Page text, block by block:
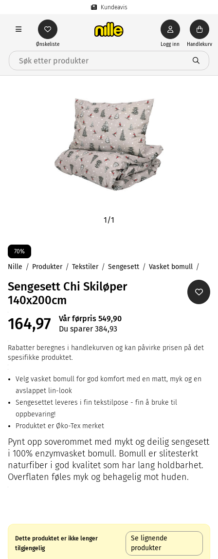
Kundeavis
Ønskeliste Logg inn Handlekurv
1/1
70%
Nille Produkter Tekstiler Sengesett Vasket bomull
Sengesett Chi Skiløper
140x200cm
164,97
Vår førpris 549,90
Du sparer 384,93
Rabatter beregnes i handlekurven og kan påvirke prisen på det
spesifikke produktet.
Velg vasket bomull for god komfort med en matt, myk og en
avslappet lin-look
Sengesettet leveres i fin tekstilpose - fin å bruke til
oppbevaring!
Produktet er Øko-Tex merket
Pynt opp soverommet med mykt og deilig sengesett
i 100% enzymvasket bomull. Bomull er slitesterkt
naturfiber i god kvalitet som har lang holdbarhet.
Overflaten føles myk og behagelig mot huden.
Dette produktet er ikke lenger
tilgjengelig
Se lignende
produkter